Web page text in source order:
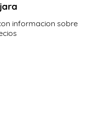
informacion sobre